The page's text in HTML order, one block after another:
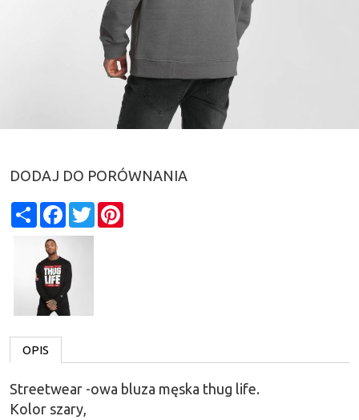
DODAJ DO PORÓWNANIA
ShareFacebook
Twitter
OPIS
Streetwear -owa bluza męska thug life.
Kolor szary,